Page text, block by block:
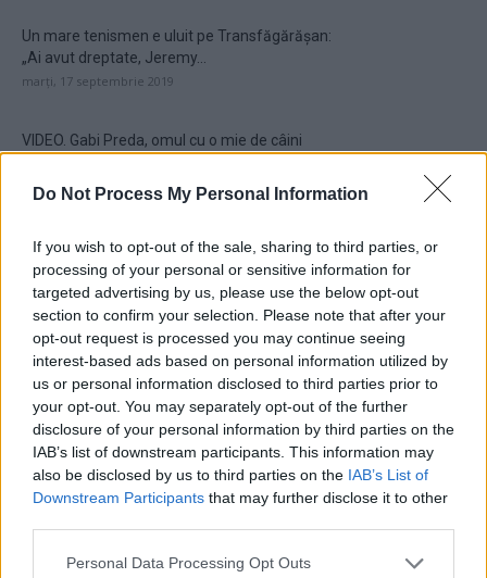
Do Not Process My Personal Information
If you wish to opt-out of the sale, sharing to third parties, or
processing of your personal or sensitive information for
targeted advertising by us, please use the below opt-out
section to confirm your selection. Please note that after your
opt-out request is processed you may continue seeing
interest-based ads based on personal information utilized by
us or personal information disclosed to third parties prior to
your opt-out. You may separately opt-out of the further
disclosure of your personal information by third parties on the
IAB’s list of downstream participants. This information may
also be disclosed by us to third parties on the IAB’s List of
Downstream Participants that may further disclose it to other
Personal Data Processing Opt Outs
Un mare tenismen e uluit pe Transfăgărășan:
„Ai avut dreptate, Jeremy...
marți, 17 septembrie 2019
VIDEO. Gabi Preda, omul cu o mie de câini
Am fost la musulmanii din Mangalia, în cea
mai veche moschee...
luni, 26 august 2019
Preotul ortodox care îngrijeşte 4.000 de copii
vineri, 16 august 2019
Sinagoga transformată în crâşmă. De la Tora
la friptură
marți, 13 august 2019